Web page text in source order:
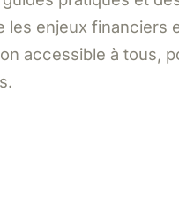
les enjeux financiers
accessible à tous,